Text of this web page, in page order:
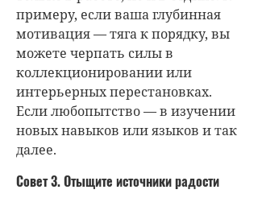
примеру, если ваша глубинная
мотивация — тяга к порядку, вы
можете черпать силы в
коллекционировании или
интерьерных перестановках.
Если любопытство — в изучении
новых навыков или языков и так
далее.
Совет 3. Отыщите источники радости